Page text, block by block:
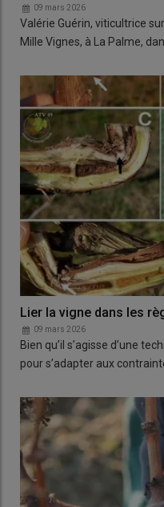
09 mars 2026
Valérie Guérin, viticultrice
Mille Vignes, à La Palme,
Lier la vigne dans les
09 mars 2026
Bien qu’il s’agisse d’une
pour s’adapter aux